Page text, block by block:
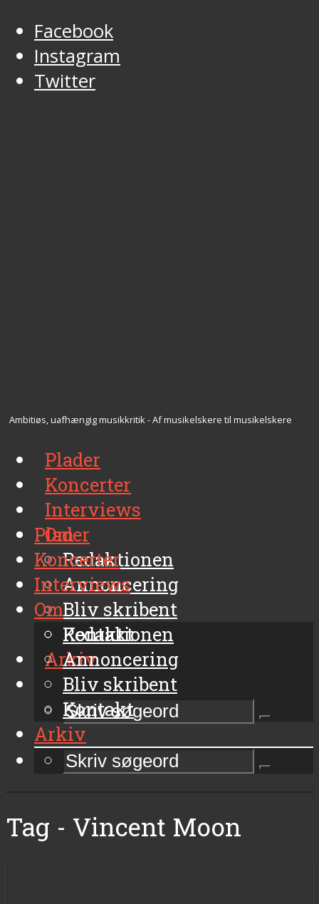
Facebook
Instagram
Twitter
Ambitiøs, uafhængig musikkritik - Af musikelskere til musikelskere
Plader
Koncerter
Interviews
Om
Redaktionen
Annoncering
Bliv skribent
Kontakt
Arkiv
Plader
Koncerter
Interviews
Om
Redaktionen
Annoncering
Bliv skribent
Kontakt
Arkiv
Tag - Vincent Moon